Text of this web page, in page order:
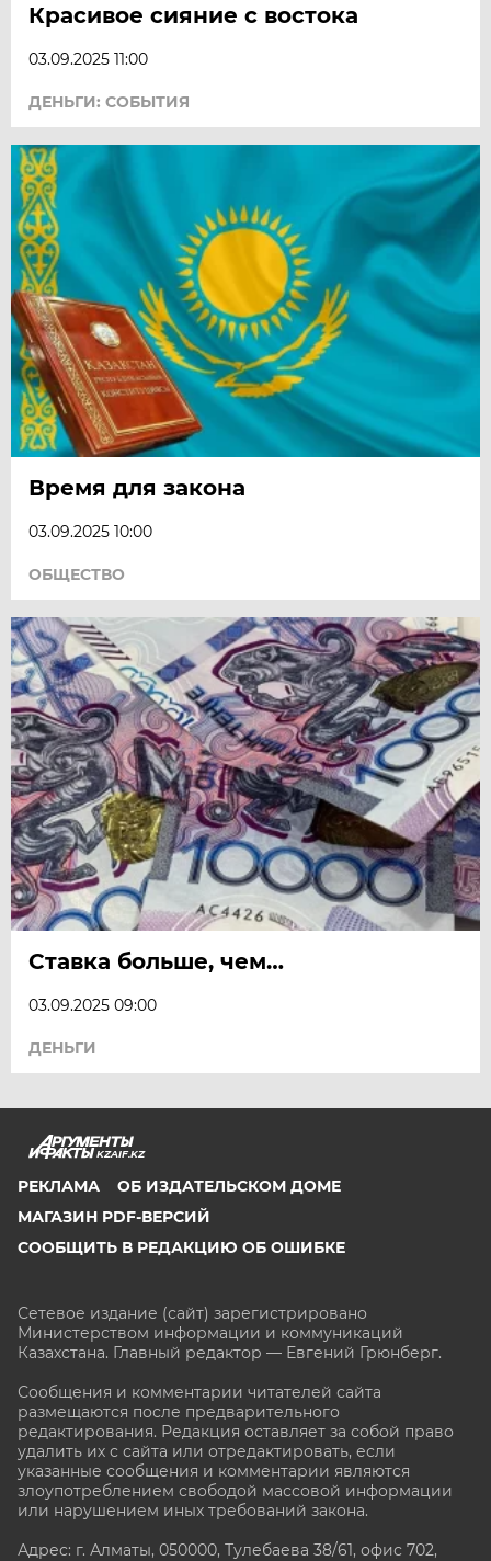
Красивое сияние с востока
03.09.2025 11:00
ДЕНЬГИ: СОБЫТИЯ
Время для закона
03.09.2025 10:00
ОБЩЕСТВО
Ставка больше, чем…
03.09.2025 09:00
ДЕНЬГИ
KZAIF.KZ
РЕКЛАМА
ОБ ИЗДАТЕЛЬСКОМ ДОМЕ
МАГАЗИН PDF-ВЕРСИЙ
СООБЩИТЬ В РЕДАКЦИЮ ОБ ОШИБКЕ
Сетевое издание (сайт) зарегистрировано
Министерством информации и коммуникаций
Казахстана. Главный редактор — Евгений Грюнберг.
Сообщения и комментарии читателей сайта
размещаются после предварительного
редактирования. Редакция оставляет за собой право
удалить их с сайта или отредактировать, если
указанные сообщения и комментарии являются
злоупотреблением свободой массовой информации
или нарушением иных требований закона.
Адрес: г. Алматы, 050000, Тулебаева 38/61, офис 702,